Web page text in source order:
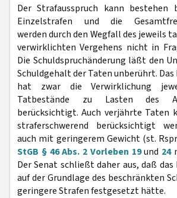
Der Strafausspruch kann bestehen
Einzelstrafen und die
werden durch den Wegfall des jeweils
verwirklichten Vergehens nicht in
Die Schuldspruchänderung läßt den
Schuldgehalt der Taten unberührt.
hat zwar die Verwirklichung
Tatbestände zu Lasten des
berücksichtigt. Auch verjährte Taten
straferschwerend berücksichtigt
auch mit geringerem Gewicht (st.
StGB § 46 Abs. 2 Vorleben 19und 24
Der Senat schließt daher aus, daß
auf der Grundlage des beschränkten
geringere Strafen festgesetzt hätte.